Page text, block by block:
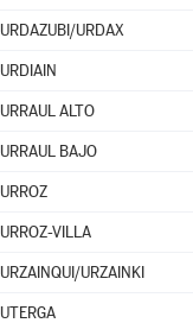
URDAZUBI/URDAX
URDIAIN
URRAUL ALTO
URRAUL BAJO
URROZ
URROZ-VILLA
URZAINQUI/URZAINKI
UTERGA